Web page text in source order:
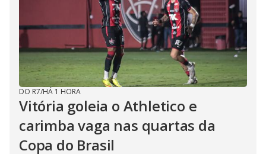
DO R7/HÁ 1 HORA
Vitória goleia o Athletico e
carimba vaga nas quartas da
Copa do Brasil